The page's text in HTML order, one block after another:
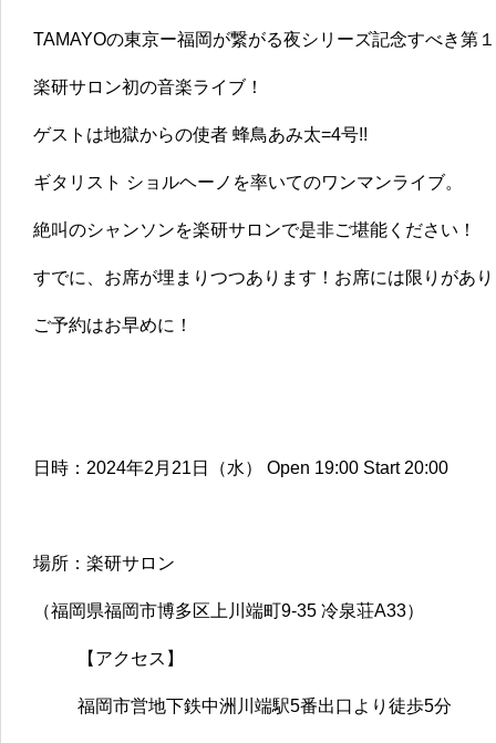
TAMAYOの東京ー福岡が繋がる夜シリーズ記念すべき第
楽研サロン初の音楽ライブ！
ゲストは地獄からの使者 蜂鳥あみ太=4号!!
ギタリスト ショルヘーノを率いてのワンマンライブ。
絶叫のシャンソンを楽研サロンで是非ご堪能ください！
すでに、お席が埋まりつつあります！お席には限りがあ
ご予約はお早めに！
日時：2024年2月21日（水） Open 19:00 Start 20:00
場所：楽研サロン
（福岡県福岡市博多区上川端町9-35 冷泉荘A33）
【アクセス】
福岡市営地下鉄中洲川端駅5番出口より徒歩5分